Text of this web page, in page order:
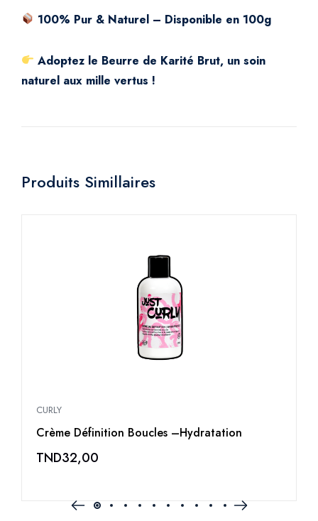
100% Pur & Naturel – Disponible en 100g
Adoptez le Beurre de Karité Brut, un soin
naturel aux mille vertus !
Produits Simillaires
CURLY
Crème Définition Boucles –Hydratation
TND32,00